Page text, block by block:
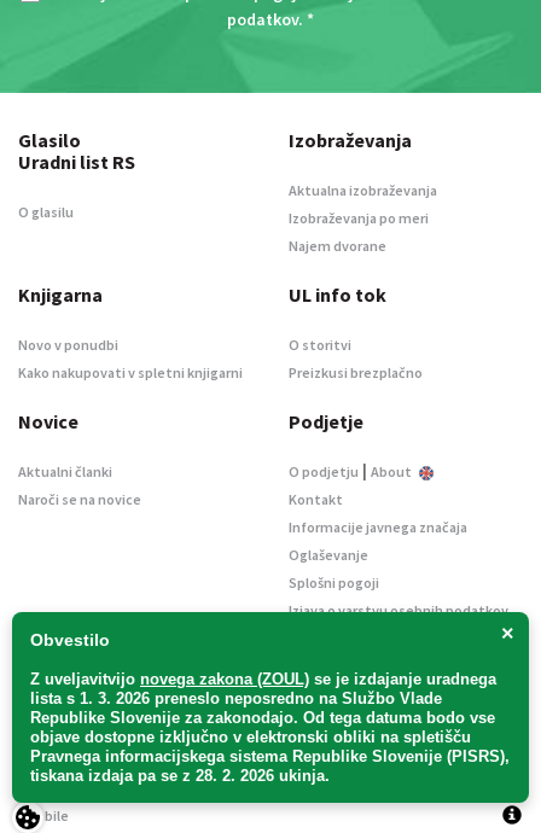
podatkov. *
×
Obvestilo
Z uveljavitvijo novega zakona (ZOUL) se je izdajanje uradnega
lista s 1. 3. 2026 preneslo neposredno na Službo Vlade
Republike Slovenije za zakonodajo. Od tega datuma bodo vse
objave dostopne izključno v elektronski obliki na spletišču
Pravnega informacijskega sistema Republike Slovenije (PISRS),
tiskana izdaja pa se z 28. 2. 2026 ukinja.
Glasilo
Uradni list RS
O glasilu
Izobraževanja
Aktualna izobraževanja
Izobraževanja po meri
Najem dvorane
Knjigarna
Novo v ponudbi
Kako nakupovati v spletni knjigarni
UL info tok
O storitvi
Preizkusi brezplačno
Novice
Aktualni članki
Naroči se na novice
Podjetje
O podjetju | About
Kontakt
Informacije javnega značaja
Oglaševanje
Splošni pogoji
Izjava o varstvu osebnih podatkov
Uradni list d. o. o. – v likvidaciji / Vse pravice pridržane.
2Mobile